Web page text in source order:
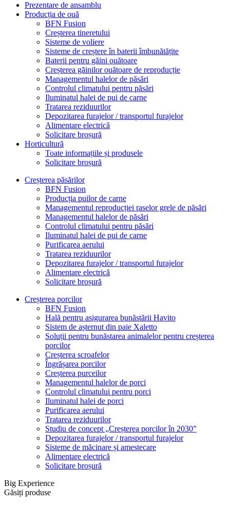
Prezentare de ansamblu
Producția de ouă
BFN Fusion
Creșterea tineretului
Sisteme de voliere
Sisteme de creștere în baterii îmbunătățite
Baterii pentru găini ouătoare
Creșterea găinilor ouătoare de reproducție
Managementul halelor de păsări
Controlul climatului pentru păsări
Iluminatul halei de pui de carne
Tratarea reziduurilor
Depozitarea furajelor / transportul furajelor
Alimentare electrică
Solicitare broșură
Horticultură
Toate informațiile și produsele
Solicitare broșură
Creșterea păsărilor
BFN Fusion
Producția puilor de carne
Managementul reproducției raselor grele de păsări
Managementul halelor de păsări
Controlul climatului pentru păsări
Iluminatul halei de pui de carne
Purificarea aerului
Tratarea reziduurilor
Depozitarea furajelor / transportul furajelor
Alimentare electrică
Solicitare broșură
Creșterea porcilor
BFN Fusion
Hală pentru asigurarea bunăstării Havito
Sistem de așternut din paie Xaletto
Soluții pentru bunăstarea animalelor pentru creșterea
porcilor
Creșterea scroafelor
Îngrășarea porcilor
Creșterea purceilor
Managementul halelor de porci
Controlul climatului pentru porci
Iluminatul halei de porci
Purificarea aerului
Tratarea reziduurilor
Studiu de concept „Creșterea porcilor în 2030”
Depozitarea furajelor / transportul furajelor
Sisteme de măcinare și amestecare
Alimentare electrică
Solicitare broșură
Big Experience
Găsiți produse